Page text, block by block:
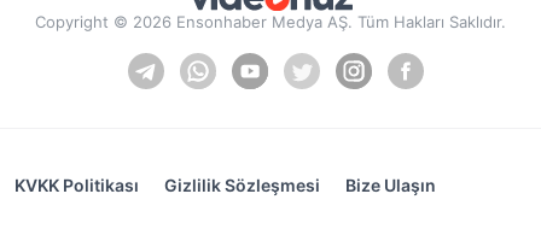
Copyright © 2026 Ensonhaber Medya AŞ. Tüm Hakları Saklıdır.
KVKK Politikası Gizlilik Sözleşmesi Bize Ulaşın